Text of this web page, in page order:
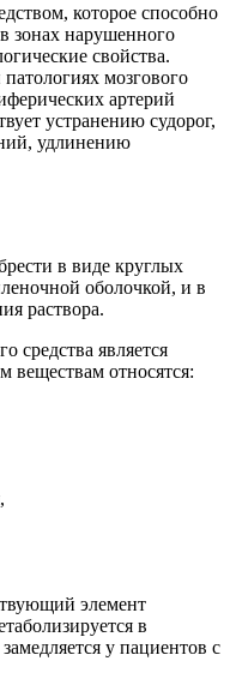
которое способно
зонах нарушенного
свойства.
мозгового
артерий
устранению судорог,
удлинению
в виде круглых
оболочкой, и в
раствора.
средства является
относятся:
элемент
в
у пациентов с